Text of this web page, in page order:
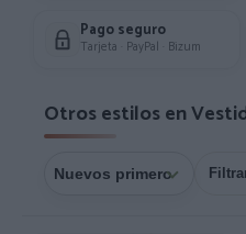
Pago seguro
Tarjeta · PayPal · Bizum
Otros estilos en